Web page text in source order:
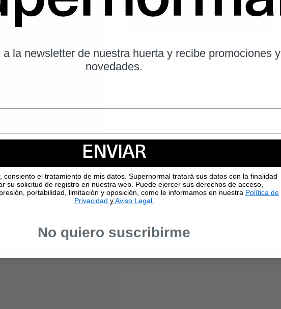
Pizza Con Salsa Tomate, Pesto De
Perejil, Ajo, Limón Y Anchoas
la newsletter de nuestra huerta y recibe promociones y
novedades.
ENVIAR
consiento el tratamiento de mis datos. Supernormal tratará sus datos con la finalidad
su solicitud de registro en nuestra web. Puede ejercer sus derechos de acceso,
portabilidad, limitación y oposición, como le informamos en nuestra Política de
Privacidad yAviso Legal.
No quiero suscribirme